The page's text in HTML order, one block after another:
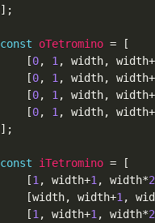
] ;
const oTetromino =
[
[0, 1 , width, width+
[0, 1 , width, width+
[0, 1 , width, width+
[0, 1 , width, width+
] ;
const iTetromino =
[
[1 , width+1 , width*2
[width, width+1 ,
[1 , width+1 , width*2